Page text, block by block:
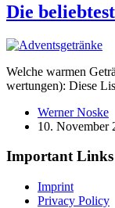
Die
Welche warmen
wer­tungen): Diese
Werner Noske
10. November
Important Links
Imprint
Privacy Policy